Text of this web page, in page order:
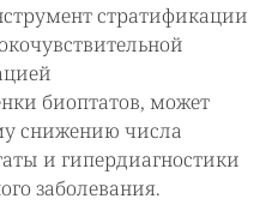
стратификации
биоптатов, может
снижению числа
и гипердиагностики
заболевания.